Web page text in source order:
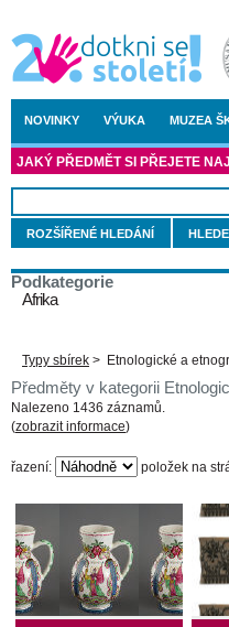
NOVINKY VÝUKA MUZEA
JAKÝ PŘEDMĚT SI PŘEJETE
ROZŠÍŘENÉ HLEDÁNÍ
Podkategorie
Afrika
Typy sbírek > Etnologické a
Předměty v kategorii
Nalezeno 1436 záznamů.
(zobrazit informace)
řazení: položek na